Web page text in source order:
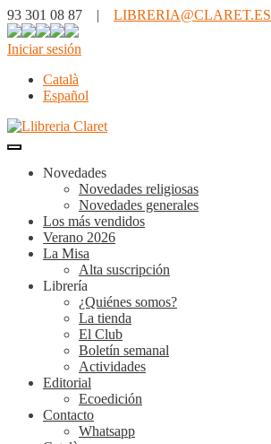
93 301 08 87 | LIBRERIA@CLARET.ES
Iniciar sesión
Català
Español
Novedades
Novedades religiosas
Novedades generales
Los más vendidos
Verano 2026
La Misa
Alta suscripción
Librería
¿Quiénes somos?
La tienda
El Club
Boletín semanal
Actividades
Editorial
Ecoedición
Contacto
Whatsapp